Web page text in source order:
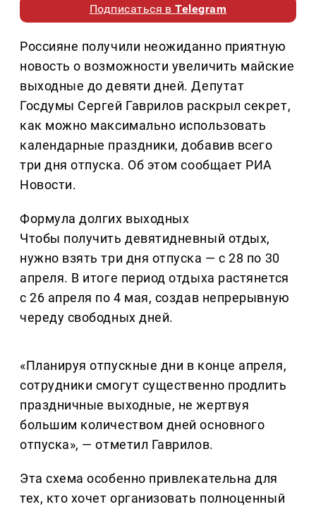
Подписаться вTelegram
Россияне получили неожиданно приятную
новость о возможности увеличить майские
выходные до девяти дней. Депутат
Госдумы Сергей Гаврилов раскрыл секрет,
как можно максимально использовать
календарные праздники, добавив всего
три дня отпуска. Об этом сообщает РИА
Новости.
Формула долгих выходных
Чтобы получить девятидневный отдых,
нужно взять три дня отпуска — с 28 по 30
апреля. В итоге период отдыха растянется
с 26 апреля по 4 мая, создав непрерывную
череду свободных дней.
«Планируя отпускные дни в конце апреля,
сотрудники смогут существенно продлить
праздничные выходные, не жертвуя
большим количеством дней основного
отпуска», — отметил Гаврилов.
Эта схема особенно привлекательна для
тех, кто хочет организовать полноценный